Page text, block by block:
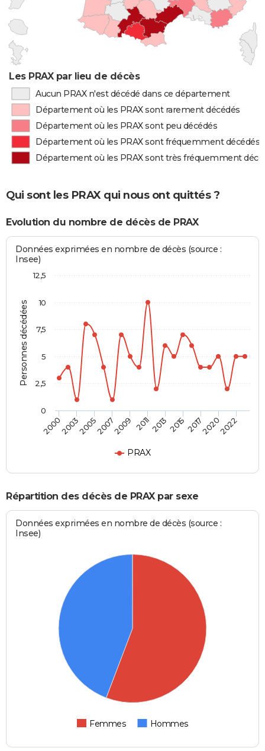
Les PRAX par lieu de décès
Aucun PRAX n'est décédé dans ce département
Département où les PRAX sont rarement décédés
Département où les PRAX sont peu décédés
Département où les PRAX sont fréquemment décédés
Département où les PRAX sont très fréquemment
Qui sont les PRAX qui nous ont quittés ?
Evolution du nombre de décès de PRAX
Personnes décédées
Données exprimées en nombre de décès (source :
Insee)
PRAX
20002003200520072009 201120132015201720202022
0
2,5
5
7,5
10
12,5
Répartition des décès de PRAX par sexe
Données exprimées en nombre de décès (source :
Insee)
Femmes Hommes